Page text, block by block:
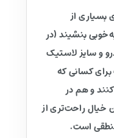
از
بنشیند (در
و سایز لاستیک
کسانی که
و هم در
خیال راحت‌تری از
است.